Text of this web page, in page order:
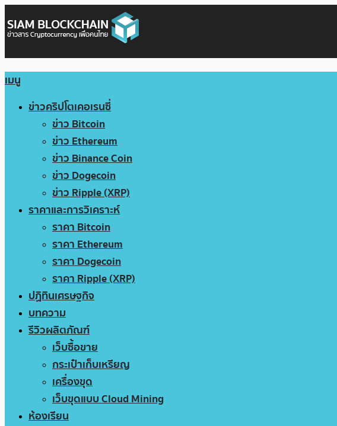
เมนู
ข่าวคริปโตเคอเรนซี่
ข่าว Bitcoin
ข่าว Ethereum
ข่าว Binance Coin
ข่าว Dogecoin
ข่าว Ripple (XRP)
ราคาและการวิเคราะห์
ราคา Bitcoin
ราคา Ethereum
ราคา Dogecoin
ราคา Ripple (XRP)
ปฏิทินเศรษฐกิจ
บทความ
รีวิวผลิตภัณฑ์
เว็บซื้อขาย
กระเป๋าเก็บเหรียญ
เครื่องขุด
เว็บขุดแบบ Cloud Mining
ห้องเรียน